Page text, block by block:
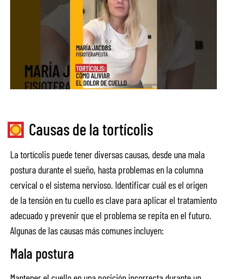
Causas de la tortícolis
La tortícolis puede tener diversas causas, desde una mala
postura durante el sueño, hasta problemas en la columna
cervical o el sistema nervioso. Identificar cuál es el origen
de la tensión en tu cuello es clave para aplicar el tratamiento
adecuado y prevenir que el problema se repita en el futuro.
Algunas de las causas más comunes incluyen:
Mala postura